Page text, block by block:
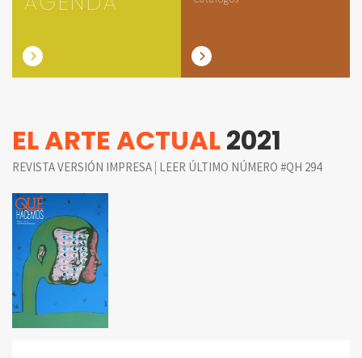
EL ARTE ACTUAL2021
REVISTA VERSIÓN IMPRESA | LEER ÚLTIMO NÚMERO #QH 294